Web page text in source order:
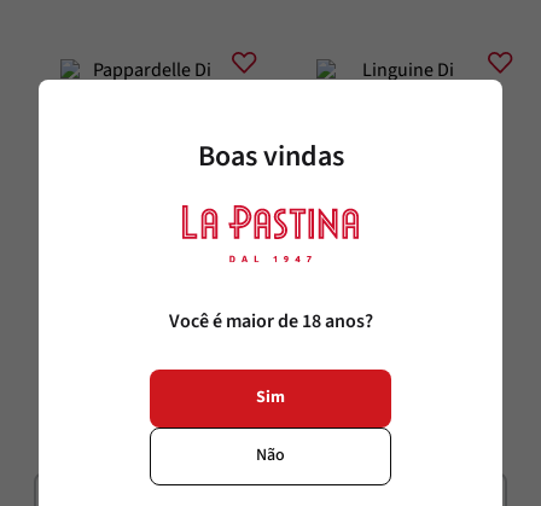
Pappardelle Di Campofilone All
Uovo 200g Maestra Per La Pastina
46,90
Linguine Di Gragnano IGP 500g
Maestra Per La Pastina
R$42
Boas vindas
Você é maior de 18 anos?
Sim
Não